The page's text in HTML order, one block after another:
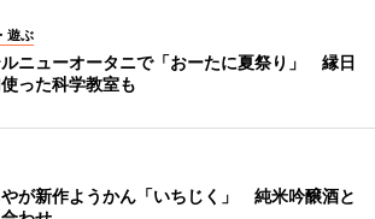
遊ぶ
ニューオータニで「おーたに夏祭り」 縁日
った科学教室も
やが新作ようかん「いちじく」 純米吟醸酒と